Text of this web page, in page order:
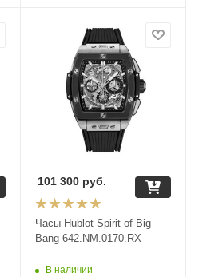
Часы Hublot Spirit of Big
Bang 642.NM.0170.RX
В наличии
101 300руб.